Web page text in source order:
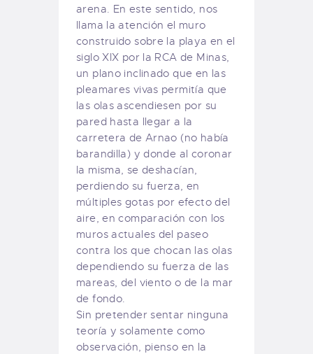
arena. En este sentido, nos
llama la atención el muro
construido sobre la playa en el
siglo XIX por la RCA de Minas,
un plano inclinado que en las
pleamares vivas permitía que
las olas ascendiesen por su
pared hasta llegar a la
carretera de Arnao (no había
barandilla) y donde al coronar
la misma, se deshacían,
perdiendo su fuerza, en
múltiples gotas por efecto del
aire, en comparación con los
muros actuales del paseo
contra los que chocan las olas
dependiendo su fuerza de las
mareas, del viento o de la mar
de fondo.
Sin pretender sentar ninguna
teoría y solamente como
observación, pienso en la